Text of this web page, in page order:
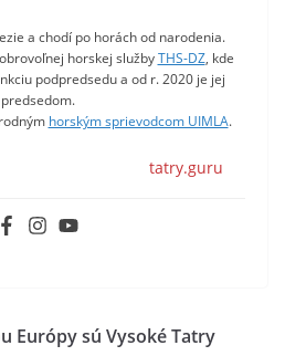
a chodí po horách od narodenia.
horskej službyTHS-DZ, kde
podpredsedu a od r. 2020 je jej
predsedom.
horským sprievodcom UIMLA.
tatry.guru
Európy sú Vysoké Tatry